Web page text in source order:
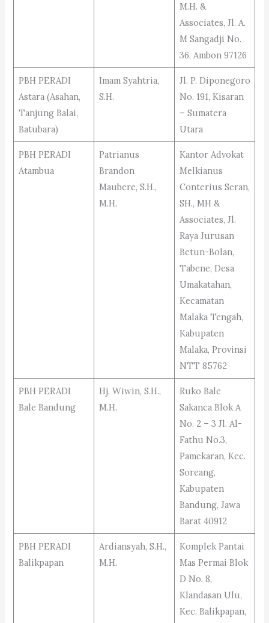
M.H. &
Associates, Jl. A.
M Sangadji No.
36, Ambon 97126
PBH PERADI
Astara (Asahan,
Tanjung Balai,
Batubara)
Imam Syahtria,
S.H.
Jl. P. Diponegoro
No. 191, Kisaran
– Sumatera
Utara
PBH PERADI
Atambua
Patrianus
Brandon
Maubere, S.H.,
M.H.
Kantor Advokat
Melkianus
Conterius Seran,
SH., MH &
Associates, Jl.
Raya Jurusan
Betun-Bolan,
Tabene, Desa
Umakatahan,
Kecamatan
Malaka Tengah,
Kabupaten
Malaka, Provinsi
NTT 85762
PBH PERADI
Bale Bandung
Hj. Wiwin, S.H.,
M.H.
Ruko Bale
Sakanca Blok A
No. 2 – 3 Jl. Al-
Fathu No.3,
Pamekaran, Kec.
Soreang,
Kabupaten
Bandung, Jawa
Barat 40912
PBH PERADI
Balikpapan
Ardiansyah, S.H.,
M.H.
Komplek Pantai
Mas Permai Blok
D No. 8,
Klandasan Ulu,
Kec. Balikpapan,